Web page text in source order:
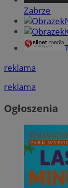
Zabrze
reklama
reklama
Ogłoszenia